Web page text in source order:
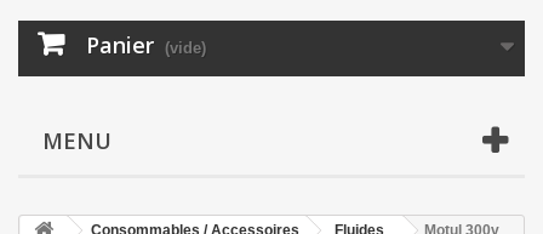
Panier (vide)
MENU
Consommables / Accessoires Fluides
Motul 300v